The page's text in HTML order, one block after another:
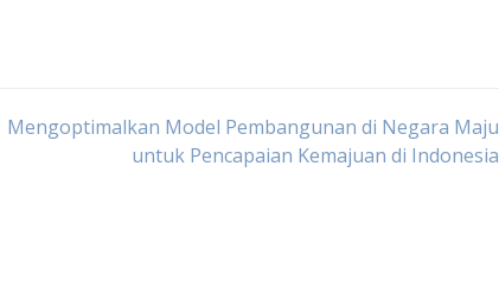
Mengoptimalkan Model Pembangunan di Negara Maju
untuk Pencapaian Kemajuan di Indonesia